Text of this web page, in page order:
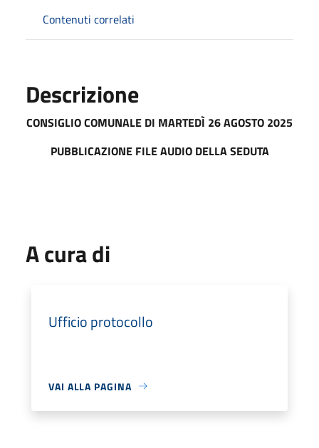
Contenuti correlati
Descrizione
CONSIGLIO COMUNALE DI MARTEDÌ 26 AGOSTO 2025
PUBBLICAZIONE FILE AUDIO DELLA SEDUTA
A cura di
Ufficio protocollo
VAI ALLA PAGINA